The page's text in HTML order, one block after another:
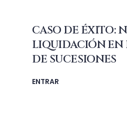
CASO DE ÉXITO:
LIQUIDACIÓN EN
DE SUCESIONES
ENTRAR